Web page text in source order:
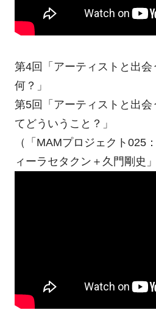
第4回「アーティストと出会
何？」
第5回「アーティストと出会
てどういうこと？」
（「MAMプロジェクト025
ィーラセタクン＋久門剛史